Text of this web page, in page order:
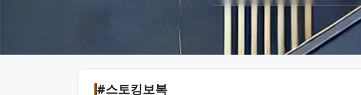
#스토킹보복